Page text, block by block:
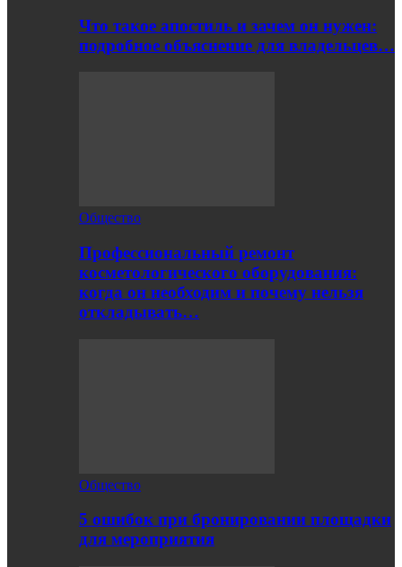
Что такое апостиль и зачем он нужен:
подробное объяснение для владельцев…
Общество
Профессиональный ремонт
косметологического оборудования:
когда он необходим и почему нельзя
откладывать…
Общество
5 ошибок при бронировании площадки
для мероприятия